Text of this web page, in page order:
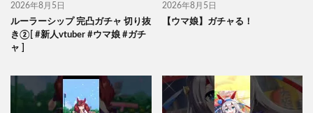
2026年8月5日
ルーラーシップ 完凸ガチャ 切り抜
き②[ #新人vtuber #ウマ娘 #ガチ
ャ ]
2026年8月5日
【ウマ娘】ガチャる！